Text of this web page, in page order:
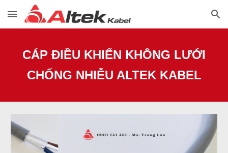
Skip to main content Skip to navigation
CÁP ĐIỀU KHIỂN KHÔNG LƯỚI
CHỐNG NHIỄU ALTEK KABEL